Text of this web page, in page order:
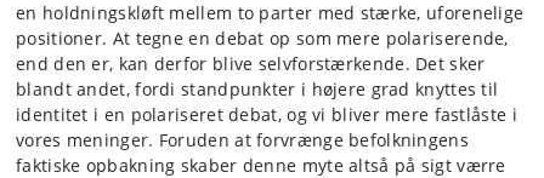
en holdningskløft mellem to parter med stærke, uforenelige
positioner. At tegne en debat op som mere polariserende,
end den er, kan derfor blive selvforstærkende. Det sker
blandt andet, fordi standpunkter i højere grad knyttes til
identitet i en polariseret debat, og vi bliver mere fastlåste i
vores meninger. Foruden at forvrænge befolkningens
faktiske opbakning skaber denne myte altså på sigt værre